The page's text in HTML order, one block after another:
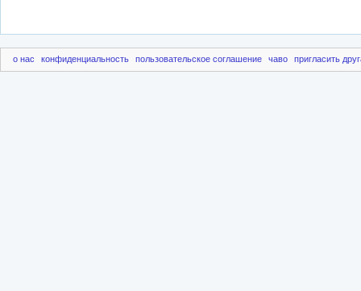
о нас конфиденциальность пользовательское соглашение чаво пригласить